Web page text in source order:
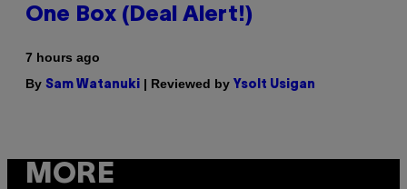
One Box (Deal Alert!)
7 hours ago
By Sam Watanuki | Reviewed by Ysolt Usigan
MORE